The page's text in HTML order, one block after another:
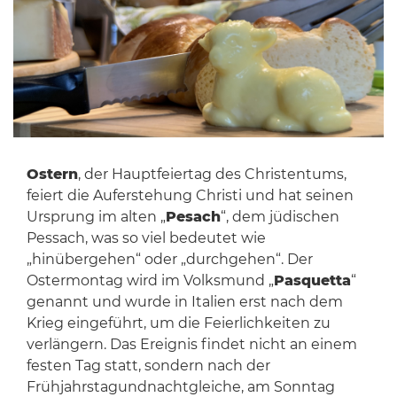
Ostern, der Hauptfeiertag des Christentums,
feiert die Auferstehung Christi und hat seinen
Ursprung im alten „Pesach“, dem jüdischen
Pessach, was so viel bedeutet wie
„hinübergehen“ oder „durchgehen“. Der
Ostermontag wird im Volksmund „Pasquetta“
genannt und wurde in Italien erst nach dem
Krieg eingeführt, um die Feierlichkeiten zu
verlängern. Das Ereignis findet nicht an einem
festen Tag statt, sondern nach der
Frühjahrstagundnachtgleiche, am Sonntag